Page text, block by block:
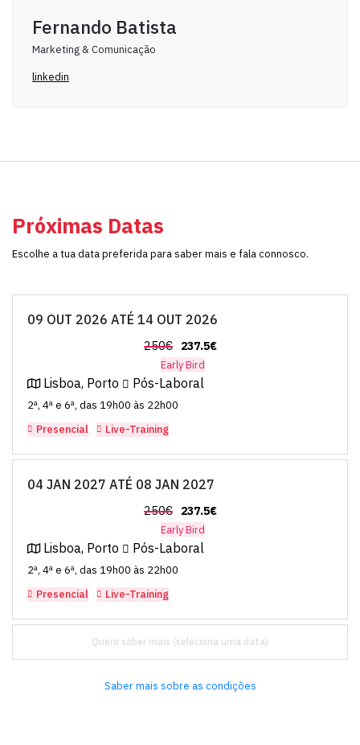
Fernando Batista
Marketing & Comunicação
linkedin
Próximas Datas
Escolhe a tua data preferida para saber mais e fala connosco.
09 OUT 2026 ATÉ 14 OUT 2026
250€ 237.5€
Early Bird
Lisboa, Porto Pós-Laboral
2ª, 4ª e 6ª, das 19h00 às 22h00
Presencial
Live-Training
04 JAN 2027 ATÉ 08 JAN 2027
250€ 237.5€
Early Bird
Lisboa, Porto Pós-Laboral
2ª, 4ª e 6ª, das 19h00 às 22h00
Presencial
Live-Training
Quero saber mais
Saber mais sobre as condições